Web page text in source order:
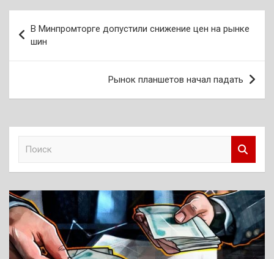
по
записям
В Минпромторге допустили снижение цен на рынке
шин
Рынок планшетов начал падать
к